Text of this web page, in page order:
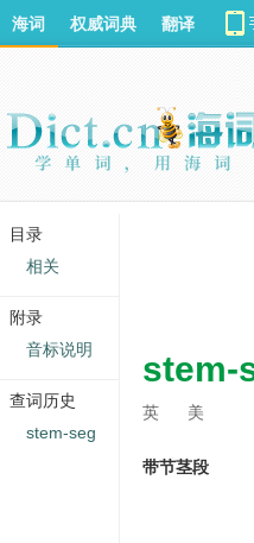
stem-
英 美
带节茎段
海词 权威词典 翻译
目录
相关
附录
音标说明
查词历史
stem-seg